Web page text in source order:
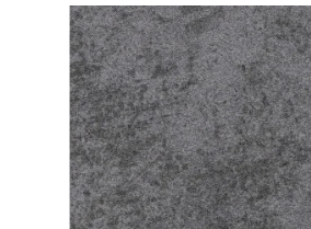
produktu
je
0,0
z
5
hvězdiček.